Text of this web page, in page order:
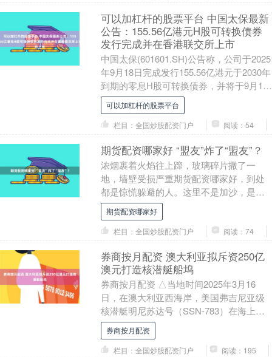
可以加杠杆的股票平台 中国太保最新
公告：155.56亿港元H股可转换债券
发行完成并在香港联交所上市
中国太保(601601.SH)公告称，公司于2025
年9月18日完成发行155.56亿港元于2030年
到期的零息H股可转换债券，并将于9月19
日在香港联交所上市....
可以加杠杆的股票平台
栏目：全国炒股配资门户
阅读：54
期货配资哪家好 “盟友”炸了“盟友”？
浓烟裹着火焰往上蹿，玻璃碎片撒了一
地，墙壁受损严重期货配资哪家好，到处
都是惊慌躲避的人。这里不是加沙，是卡
塔尔首都。 当地时间9日，多哈被约15架
以色列战机轰炸....
期货配资哪家好
栏目：全国炒股配资门户
阅读：74
券商按月配资 澳大利亚拟斥资250亿
澳元打造核潜艇船坞
券商按月配资 △当地时间2025年3月16
日，在澳大利亚西海岸，美国弗吉尼亚级
核潜艇明尼苏达号（SSN-783）在海上航
行，并进行港口访问。 澳大利亚政府14
日....
券商按月配资
栏目：全国炒股配资门户
阅读：195